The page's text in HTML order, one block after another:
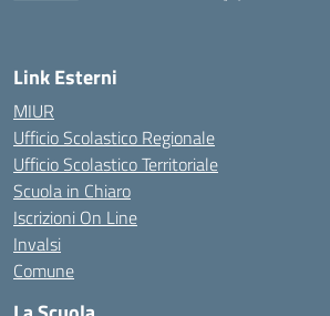
Link Esterni
MIUR
Ufficio Scolastico Regionale
Ufficio Scolastico Territoriale
Scuola in Chiaro
Iscrizioni On Line
Invalsi
Comune